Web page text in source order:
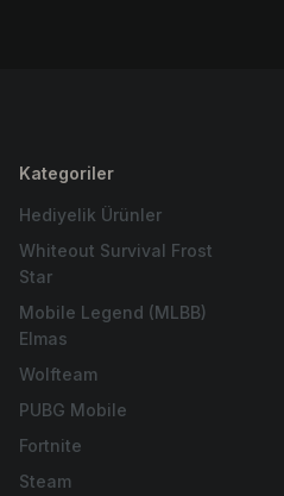
Kategoriler
Hediyelik Ürünler
Whiteout Survival Frost
Star
Mobile Legend (MLBB)
Elmas
Wolfteam
PUBG Mobile
Fortnite
Steam